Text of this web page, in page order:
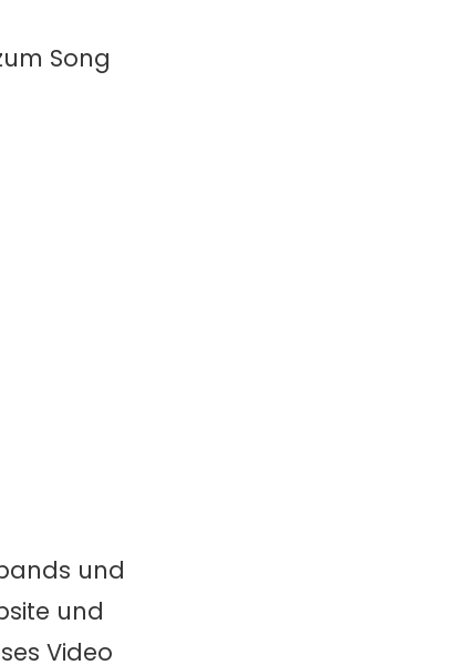
Song
und
und
Video